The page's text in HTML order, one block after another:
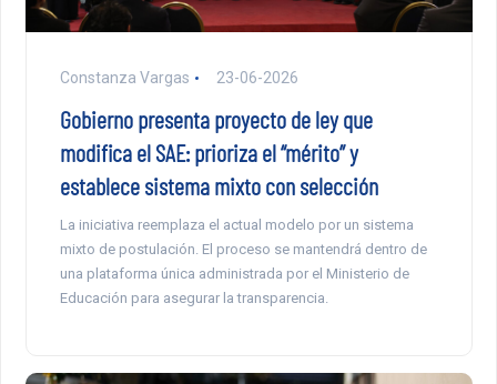
Constanza Vargas 23-06-2026
Gobierno presenta proyecto de ley que
modifica el SAE: prioriza el “mérito” y
establece sistema mixto con selección
La iniciativa reemplaza el actual modelo por un sistema
mixto de postulación. El proceso se mantendrá dentro de
una plataforma única administrada por el Ministerio de
Educación para asegurar la transparencia.